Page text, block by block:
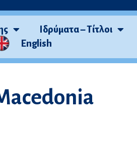
Ιδρύματα – Τίτλοι
English